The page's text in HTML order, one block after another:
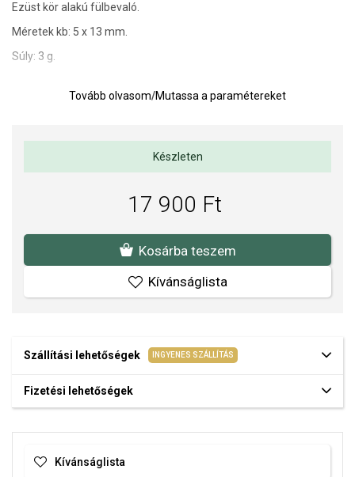
Ezüst kör alakú fülbevaló.
Méretek kb: 5 x 13 mm.
Súly: 3 g.
Tovább olvasom/Mutassa a paramétereket
Készleten
17 900 Ft
Kosárba teszem
Kívánságlista
Szállítási lehetőségek INGYENES SZÁLLÍTÁS
Fizetési lehetőségek
Kívánságlista